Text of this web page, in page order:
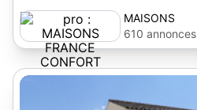
MAISONS
FRANCE
CONFORT
610 annonces